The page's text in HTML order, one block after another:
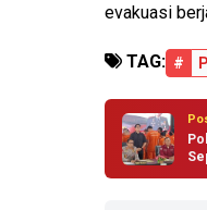
evakuasi
TAG: #